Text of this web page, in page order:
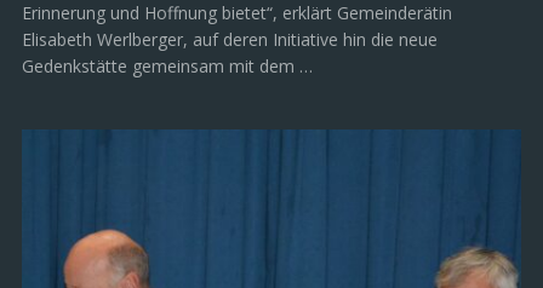
Erinnerung und Hoffnung bietet“, erklärt Gemeinderätin
Elisabeth Werlberger, auf deren Initiative hin die neue
Gedenkstätte gemeinsam mit dem …